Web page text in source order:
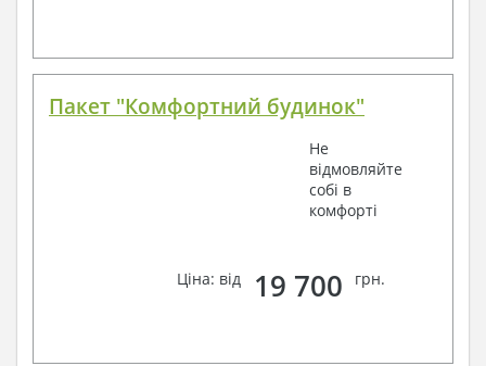
Пакет "Комфортний будинок"
Не
відмовляйте
собі в
комфорті
Ціна: від 19 700 грн.